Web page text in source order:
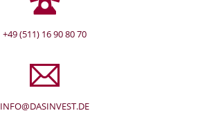
+49 (511) 16 90 80 70
INFO@DASINVEST.DE